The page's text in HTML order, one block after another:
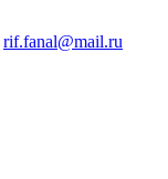
rif.fanal@mail.ru